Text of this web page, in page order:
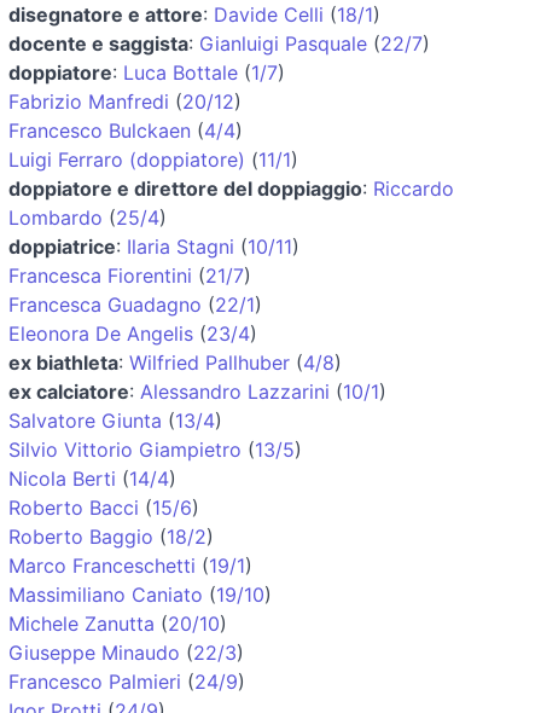
disegnatore e attore: Davide Celli (18/1)
docente e saggista: Gianluigi Pasquale (22/7)
doppiatore: Luca Bottale (1/7)
Fabrizio Manfredi (20/12)
Francesco Bulckaen (4/4)
Luigi Ferraro (doppiatore) (11/1)
doppiatore e direttore del doppiaggio: Riccardo
Lombardo (25/4)
doppiatrice: Ilaria Stagni (10/11)
Francesca Fiorentini (21/7)
Francesca Guadagno (22/1)
Eleonora De Angelis (23/4)
ex biathleta: Wilfried Pallhuber (4/8)
ex calciatore: Alessandro Lazzarini (10/1)
Salvatore Giunta (13/4)
Silvio Vittorio Giampietro (13/5)
Nicola Berti (14/4)
Roberto Bacci (15/6)
Roberto Baggio (18/2)
Marco Franceschetti (19/1)
Massimiliano Caniato (19/10)
Michele Zanutta (20/10)
Giuseppe Minaudo (22/3)
Francesco Palmieri (24/9)